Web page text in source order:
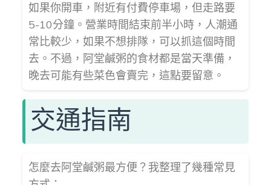
如果你開車，附近有付費停車場，但走路要
5-10分鐘。營業時間結束前半小時，人潮通
常比較少，如果不想排隊，可以抓這個時間
去。不過，阿堂鹹粥的食材都是當天準備，
晚去可能有些菜色會賣完，這點要留意。
交通指南
怎麼去阿堂鹹粥最方便？我整理了幾種常見